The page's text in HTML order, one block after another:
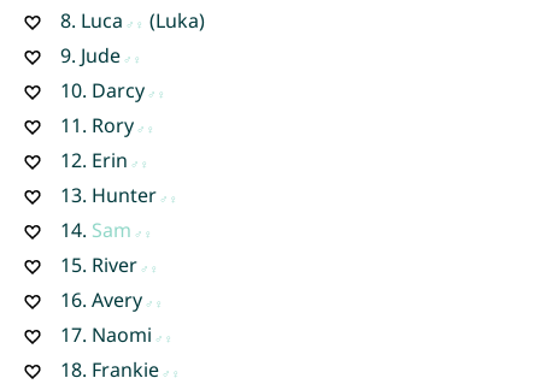
8. Luca
(Luka)
9. Jude
10. Darcy
11. Rory
12. Erin
13. Hunter
14. Sam
15. River
16. Avery
17. Naomi
18. Frankie